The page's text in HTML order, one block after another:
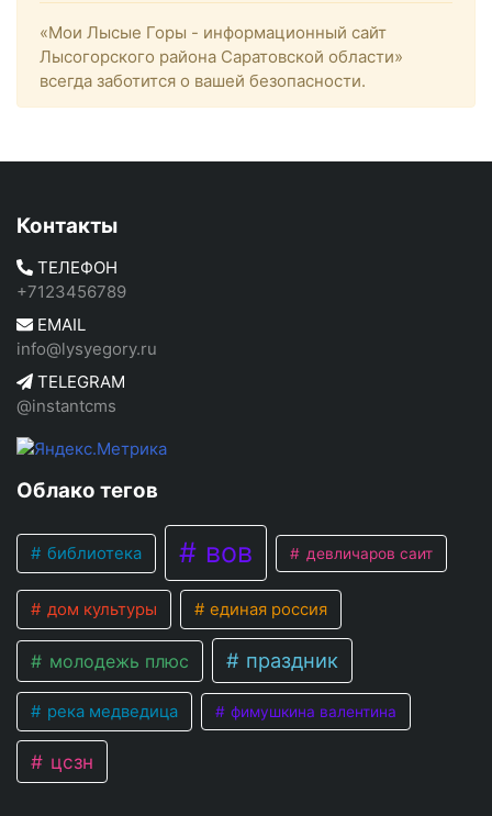
«Мои Лысые Горы - информационный сайт
Лысогорского района Саратовской области»
всегда заботится о вашей безопасности.
Контакты
ТЕЛЕФОН
+7123456789
EMAIL
info@lysyegory.ru
TELEGRAM
@instantcms
Облако тегов
библиотека вов девличаров саит
дом культуры единая россия
молодежь плюс праздник
река медведица фимушкина валентина
цсзн